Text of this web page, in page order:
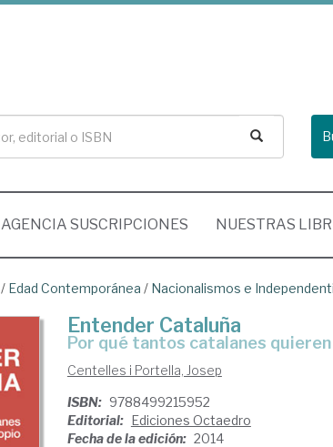
AGENCIA SUSCRIPCIONES NUESTRAS
/ Edad Contemporánea / Nacionalismos e
Entender Cataluña
por qué tantos catalanes
Centelles i Portella, Josep
ISBN: 9788499215952
Editorial: Ediciones Octaedro
Fecha de la edición: 2014